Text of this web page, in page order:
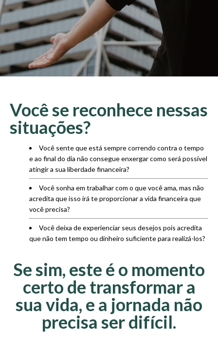
Você se reconhece nessas
situações?
Você sente que está sempre correndo contra o tempo
e ao final do dia não consegue enxergar como será possível
atingir a sua liberdade financeira?
Você sonha em trabalhar com o que você ama, mas não
acredita que isso irá te proporcionar a vida financeira que
você precisa?
Você deixa de experienciar seus desejos pois acredita
que não tem tempo ou dinheiro suficiente para realizá-los?
Se sim, este é o momento
certo de transformar a
sua vida, e a jornada não
precisa ser difícil.